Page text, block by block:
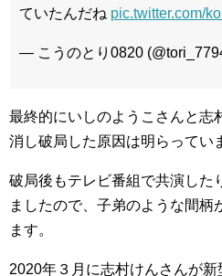
ていたんだね pic.twitter.com/
— こうのとり0820
最終的にいしのようこさんと志
消し破局した原因は明らってい
破局後もテレビ番組で共演した
ましたので、子弟のような間柄
ます。
2020年３月に志村けんさんが